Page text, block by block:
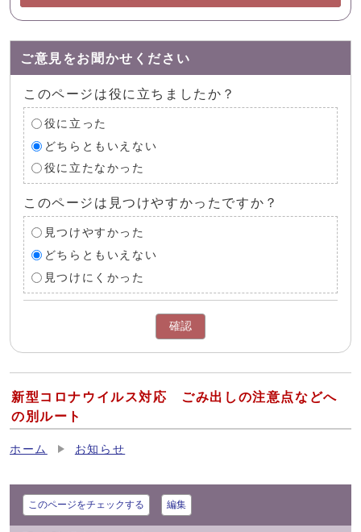
ご意見をお聞かせください
このページは役に立ちましたか？
役に立った
どちらともいえない
役に立たなかった
このページは見つけやすかったですか？
見つけやすかった
どちらともいえない
見つけにくかった
確認
新型コロナウイルス対応 ごみ出しの注意点などへ
の別ルート
ホーム お知らせ
このページをチェックする 編集